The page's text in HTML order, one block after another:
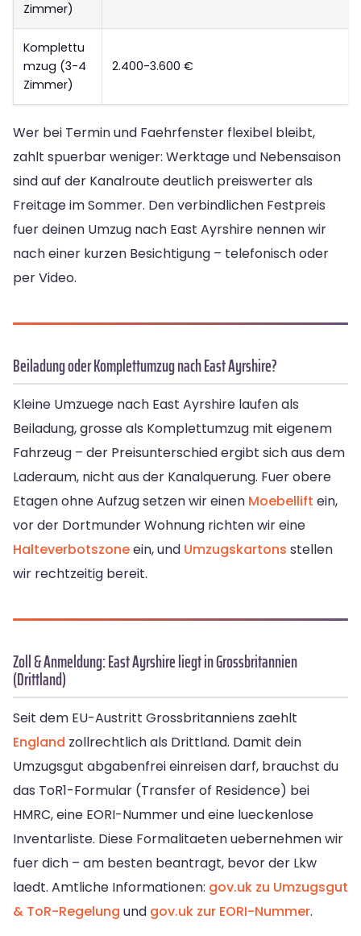
Zimmer)
Komplettu
mzug (3-4
Zimmer)
2.400-3.600 €
Wer bei Termin und Faehrfenster flexibel bleibt,
zahlt spuerbar weniger: Werktage und Nebensaison
sind auf der Kanalroute deutlich preiswerter als
Freitage im Sommer. Den verbindlichen Festpreis
fuer deinen Umzug nach East Ayrshire nennen wir
nach einer kurzen Besichtigung – telefonisch oder
per Video.
Beiladung oder Komplettumzug nach East Ayrshire?
Kleine Umzuege nach East Ayrshire laufen als
Beiladung, grosse als Komplettumzug mit eigenem
Fahrzeug – der Preisunterschied ergibt sich aus dem
Laderaum, nicht aus der Kanalquerung. Fuer obere
Etagen ohne Aufzug setzen wir einen Moebellift ein,
vor der Dortmunder Wohnung richten wir eine
Halteverbotszoneein, und Umzugskartons stellen
wir rechtzeitig bereit.
Zoll & Anmeldung: East Ayrshire liegt in Grossbritannien
(Drittland)
Seit dem EU-Austritt Grossbritanniens zaehlt
England zollrechtlich als Drittland. Damit dein
Umzugsgut abgabenfrei einreisen darf, brauchst du
das ToR1-Formular (Transfer of Residence) bei
HMRC, eine EORI-Nummer und eine lueckenlose
Inventarliste. Diese Formalitaeten uebernehmen wir
fuer dich – am besten beantragt, bevor der Lkw
laedt. Amtliche Informationen: gov.uk zu Umzugsgut
& ToR-Regelung und gov.uk zur EORI-Nummer.